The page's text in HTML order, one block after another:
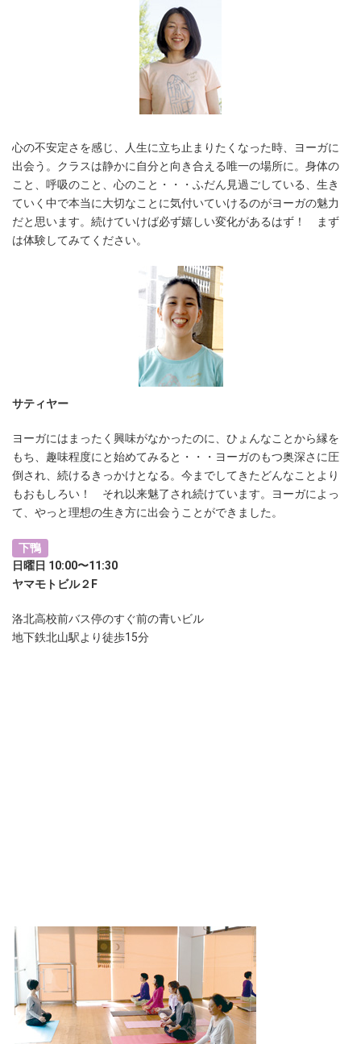
心の不安定さを感じ、人生に立ち止まりたくなった時、ヨーガに
出会う。クラスは静かに自分と向き合える唯一の場所に。身体の
こと、呼吸のこと、心のこと・・・ふだん見過ごしている、生き
ていく中で本当に大切なことに気付いていけるのがヨーガの魅力
だと思います。続けていけば必ず嬉しい変化があるはず！ まず
は体験してみてください。
サティヤー
ヨーガにはまったく興味がなかったのに、ひょんなことから縁を
もち、趣味程度にと始めてみると・・・ヨーガのもつ奥深さに圧
倒され、続けるきっかけとなる。今までしてきたどんなことより
もおもしろい！ それ以来魅了され続けています。ヨーガによっ
て、やっと理想の生き方に出会うことができました。
下鴨
日曜日 10:00〜11:30
ヤマモトビル２F
洛北高校前バス停のすぐ前の青いビル
地下鉄北山駅より徒歩15分